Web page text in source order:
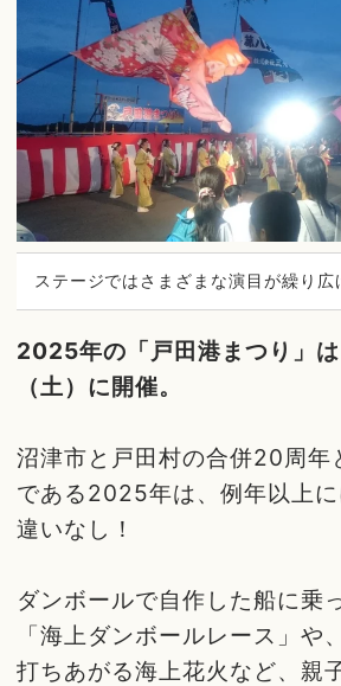
ステージではさまざまな演目が繰り広
2025年の「戸田港まつり」
（土）に開催。
沼津市と戸田村の合併20周年
である2025年は、例年以上
違いなし！
ダンボールで自作した船に乗
「海上ダンボールレース」や
打ちあがる海上花火など、親